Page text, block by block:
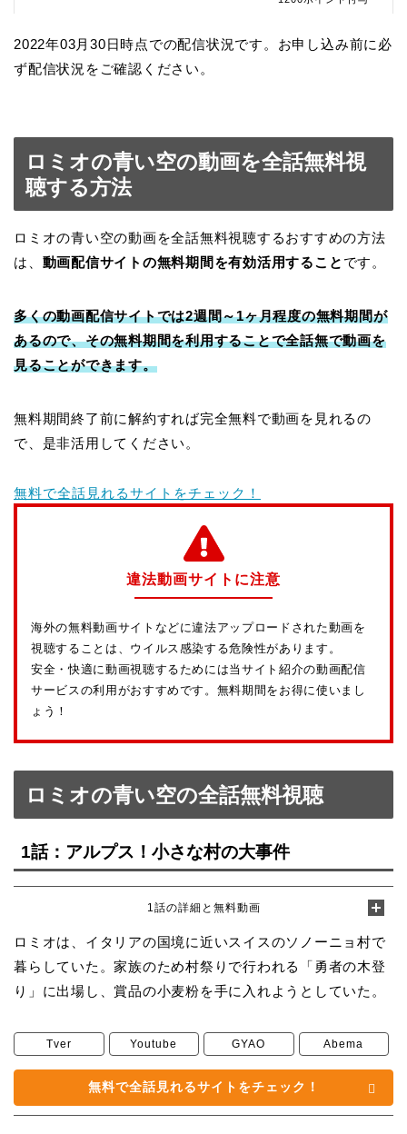
2022年03月30日時点での配信状況です。お申し込み前に必
ず配信状況をご確認ください。
ロミオの青い空の動画を全話無料視
聴する方法
ロミオの青い空の動画を全話無料視聴するおすすめの方法
は、 動画配信サイトの無料期間を有効活用すること です。
多くの動画配信サイトでは2週間～1ヶ月程度の無料期間が
あるので、その無料期間を利用することで全話無で動画を
見ることができます。
無料期間終了前に解約すれば完全無料で動画を見れるの
で、是非活用してください。
無料で全話見れるサイトをチェック！
違法動画サイトに注意
海外の無料動画サイトなどに違法アップロードされた動画を
視聴することは、ウイルス感染する危険性があります。
安全・快適に動画視聴するためには当サイト紹介の動画配信
サービスの利用がおすすめです。無料期間をお得に使いまし
ょう！
ロミオの青い空の全話無料視聴
1話：アルプス！小さな村の大事件
1話の詳細と無料動画
ロミオは、イタリアの国境に近いスイスのソノーニョ村で
暮らしていた。家族のため村祭りで行われる「勇者の木登
り」に出場し、賞品の小麦粉を手に入れようとしていた。
Tver Youtube GYAO Abema
無料で全話見れるサイトをチェック！